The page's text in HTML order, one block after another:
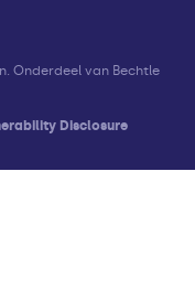
Onderdeel van Bechtle
Disclosure